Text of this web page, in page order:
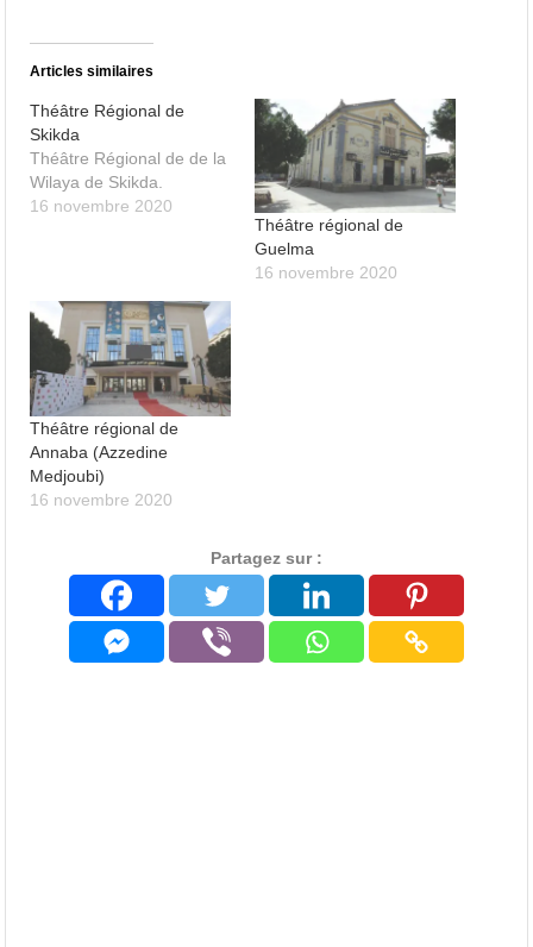
Articles similaires
Théâtre Régional de
Skikda
Théâtre Régional de de la
Wilaya de Skikda.
16 novembre 2020
Théâtre régional de
Guelma
16 novembre 2020
Théâtre régional de
Annaba (Azzedine
Medjoubi)
16 novembre 2020
Partagez sur :